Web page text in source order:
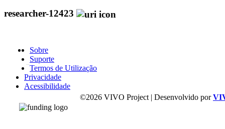
researcher-12423
Sobre
Suporte
Termos de Utilização
Privacidade
Acessibilidade
©2026 VIVO Project | Desenvolvido por